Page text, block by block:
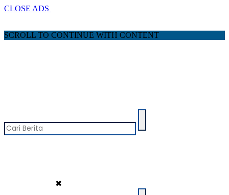
CLOSE ADS
SCROLL TO CONTINUE WITH CONTENT
✖